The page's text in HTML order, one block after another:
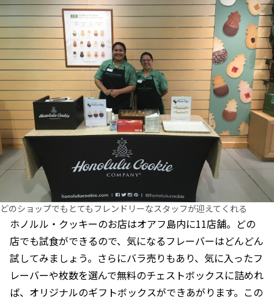
どのショップでもとてもフレンドリーなスタッフが迎えてくれる
ホノルル・クッキーのお店はオアフ島内に11店舗。どの
店でも試食ができるので、気になるフレーバーはどんどん
試してみましょう。さらにバラ売りもあり、気に入ったフ
レーバーや枚数を選んで無料のチェストボックスに詰めれ
ば、オリジナルのギフトボックスができあがります。この